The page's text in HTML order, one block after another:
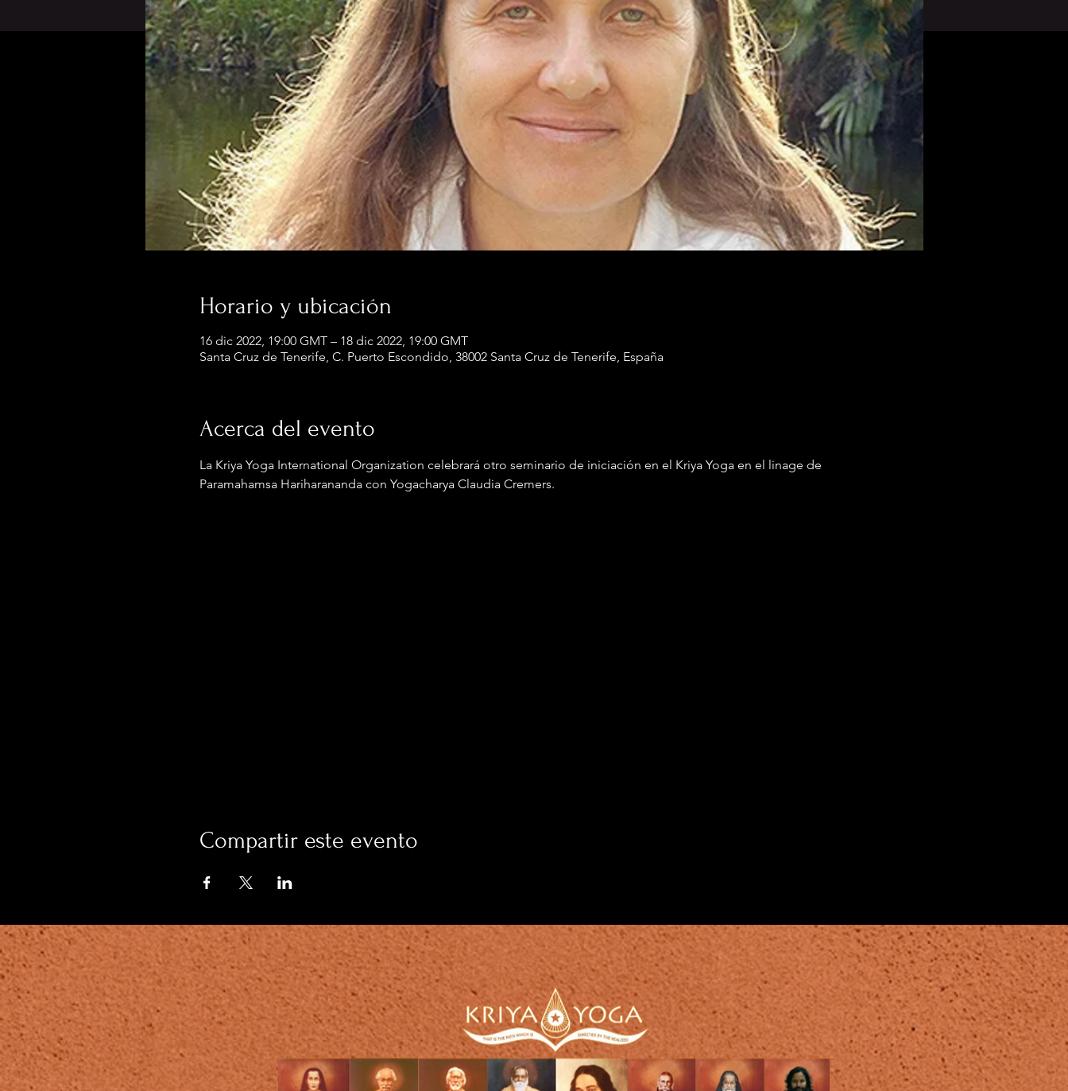
Horario y ubicación
16 dic 2022, 19:00 GMT – 18 dic 2022, 19:00 GMT
Santa Cruz de Tenerife, C. Puerto Escondido, 38002 Santa Cruz de Tenerife, España
Acerca del evento
La Kriya Yoga International Organization celebrará otro seminario de iniciación en el Kriya Yoga en el linage de
Paramahamsa Hariharananda con Yogacharya Claudia Cremers.
Compartir este evento